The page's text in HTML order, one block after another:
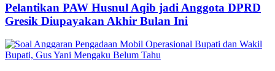
Pelantikan PAW Husnul Aqib jadi Anggota DPRD
Gresik Diupayakan Akhir Bulan Ini